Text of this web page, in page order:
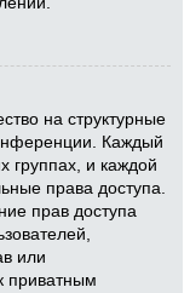
на структурные
Каждый
группах, и каждой
права доступа.
прав доступа
или
приватным